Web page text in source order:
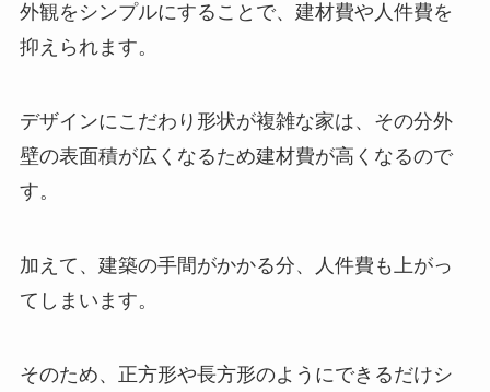
外観をシンプルにすることで、建材費や人件費を
抑えられます。
デザインにこだわり形状が複雑な家は、その分外
壁の表面積が広くなるため建材費が高くなるので
す。
加えて、建築の手間がかかる分、人件費も上がっ
てしまいます。
そのため、正方形や長方形のようにできるだけシ